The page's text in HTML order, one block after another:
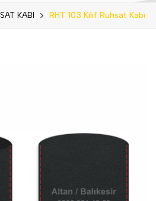
KABI RHT 103 Kılıf Ruhsat Kabı